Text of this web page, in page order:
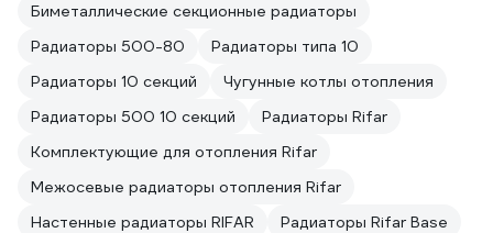
Биметаллические секционные радиаторы
Радиаторы 500-80
Радиаторы типа 10
Радиаторы 10 секций
Чугунные котлы отопления
Радиаторы 500 10 секций
Радиаторы Rifar
Комплектующие для отопления Rifar
Межосевые радиаторы отопления Rifar
Настенные радиаторы RIFAR
Радиаторы Rifar Base